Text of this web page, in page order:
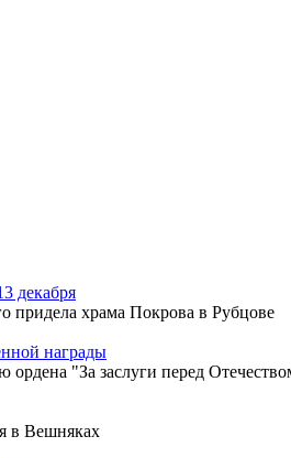
декабря
придела храма Покрова в Рубцове
награды
"За заслуги перед
в Вешняках